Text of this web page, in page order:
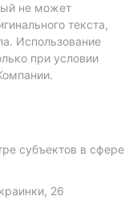
не может
текста,
Использование
при условии
субъектов в сфере
26